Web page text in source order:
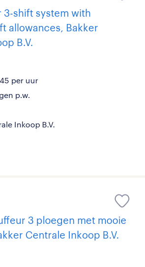
3-shift system with
allowances, Bakker
B.V.
per uur
p.w.
Inkoop B.V.
3 ploegen met mooie
Centrale Inkoop B.V.